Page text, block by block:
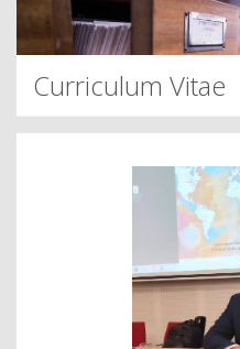
Curriculum Vitae